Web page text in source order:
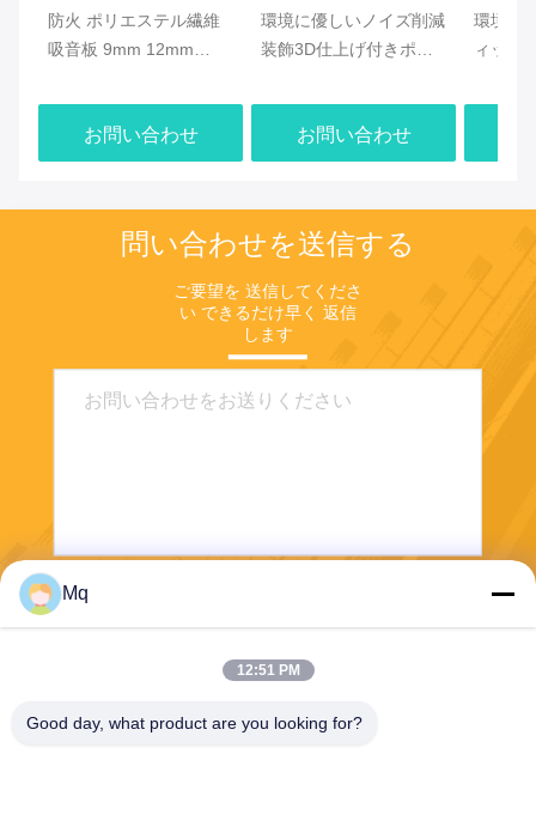
防火 ポリエステル繊維
吸音板 9mm 12mm
お問い合わせ
環境に優しいノイズ削減
装飾3D仕上げ付きポリ
お問い合わせ
環境に
ィック
ネル
問い合わせを送信する
ご要望を 送信してくださ
い できるだけ早く 返信
します
Mq
12:51 PM
Good day, what product are you looking for?